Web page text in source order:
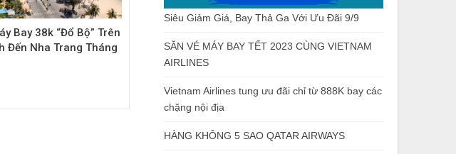
Bay 38k “Đổ Bộ” Trên
Đến Nha Trang Tháng
Siêu Giảm Giá, Bay Thả Ga Với Ưu Đãi 9/9
SĂN VÉ MÁY BAY TẾT 2023 CÙNG VIETNAM
AIRLINES
Vietnam Airlines tung ưu đãi chỉ từ 888K bay các
chặng nội địa
HÀNG KHÔNG 5 SAO QATAR AIRWAYS